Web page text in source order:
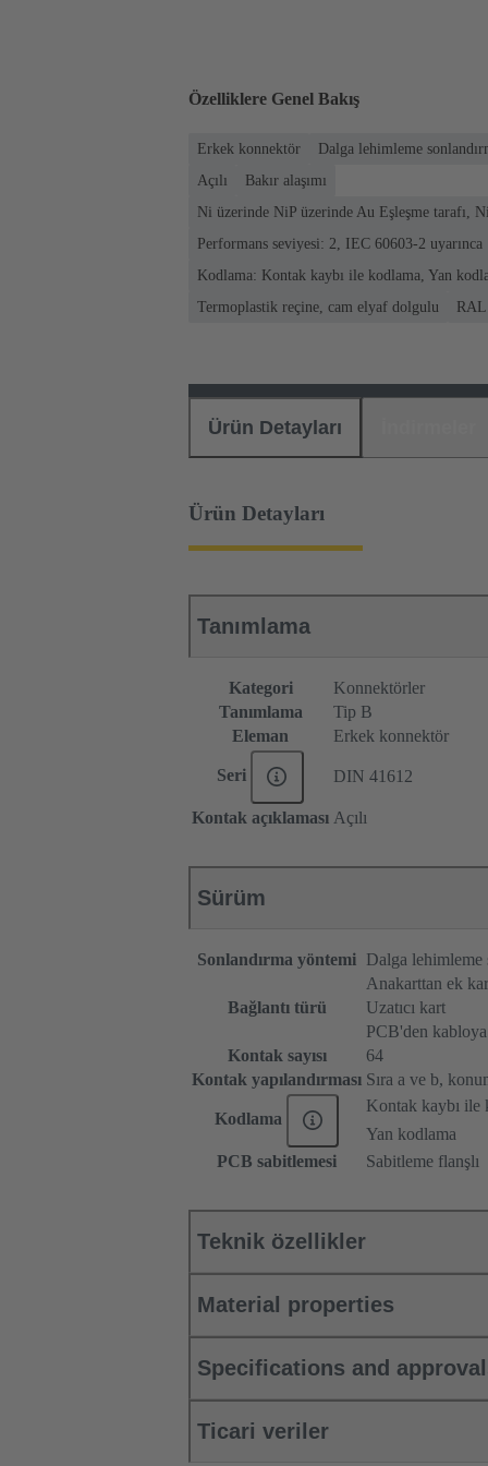
Özelliklere Genel Bakış
Erkek konnektör Dalga lehimleme
Açılı
Bakır alaşımı
Ni üzerinde NiP üzerinde Au Eşleşme tarafı,
Performans seviyesi: 2, IEC 60603-2 uyarınca
Kodlama: Kontak kaybı ile kodlama, Yan
Termoplastik reçine, cam elyaf dolgulu
RAL
Ürün Detayları
Ürün Detayları
Tanımlama
Kategori
Konnektörler
Tanımlama
Tip B
Eleman
Erkek konnektör
Seri DIN 41612
Kontak açıklaması Açılı
Sürüm
Sonlandırma yöntemi Dalga lehimleme
Bağlantı türü
Anakarttan ek
Uzatıcı kart
PCB'den kabloya
Kontak sayısı
64
Kontak yapılandırması Sıra a ve b,
Kodlama
Kontak kaybı ile
Yan kodlama
PCB sabitlemesi
Sabitleme flanşlı
Teknik özellikler
Material properties
Specifications and
Ticari veriler